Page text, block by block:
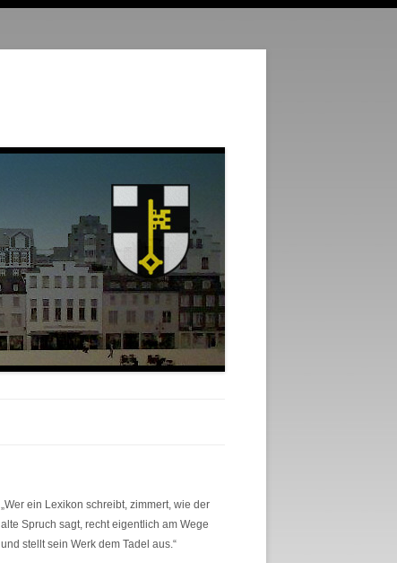
„Wer ein Lexikon schreibt, zimmert, wie der
alte Spruch sagt, recht eigentlich am Wege
und stellt sein Werk dem Tadel aus.“